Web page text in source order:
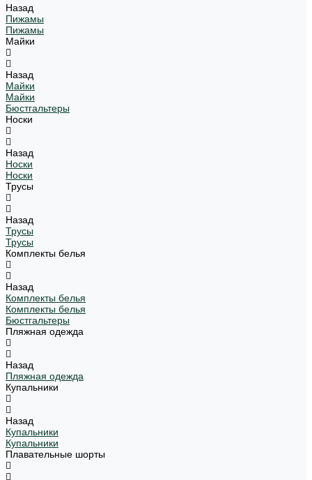
Назад
Пижамы
Пижамы
Майки
Назад
Майки
Майки
Бюстгальтеры
Носки
Назад
Носки
Носки
Трусы
Назад
Трусы
Трусы
Комплекты белья
Назад
Комплекты белья
Комплекты белья
Бюстгальтеры
Пляжная одежда
Назад
Пляжная одежда
Купальники
Назад
Купальники
Купальники
Плавательные шорты